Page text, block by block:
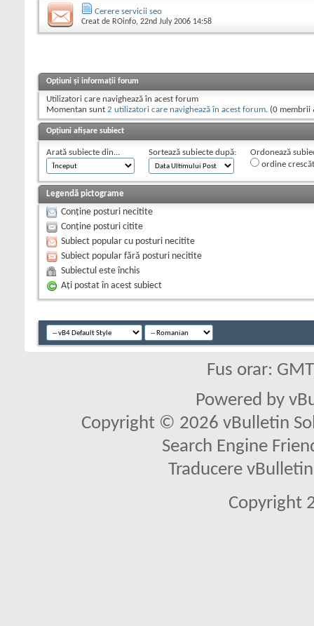
Cerere servicii seo
Creat de ROinfo, 22nd July 2006 14:58
Opțiuni și informații forum
Utilizatori care navighează în acest forum
Momentan sunt 2 utilizatori care navighează în acest forum. (0 membrii
Opțiuni afișare subiect
Arată subiecte din... Sortează subiecte după:
Ordonează
ordine
Legendă pictograme
Conține posturi necitite
Conține posturi citite
Subiect popular cu posturi necitite
Subiect popular fără posturi necitite
Subiectul este închis
Aţi postat în acest subiect
Fus orar:
Powered by
Copyright © 2026 vBulletin
Search Engine
Traducere
Copyright